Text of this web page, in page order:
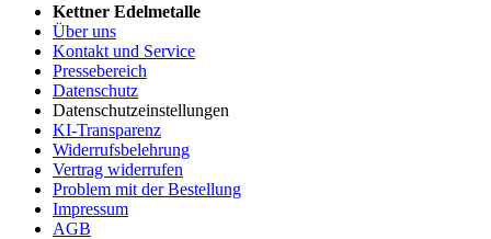
Kettner Edelmetalle
Über uns
Kontakt und Service
Pressebereich
Datenschutz
Datenschutzeinstellungen
KI-Transparenz
Widerrufsbelehrung
Vertrag widerrufen
Problem mit der Bestellung
Impressum
AGB